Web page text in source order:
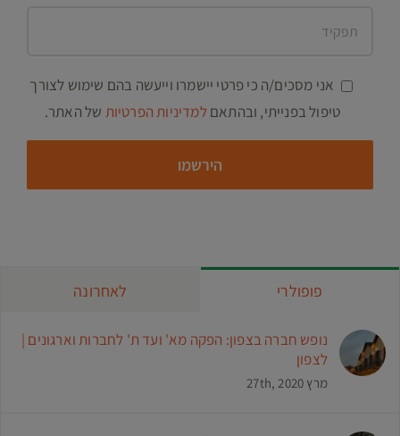
אני מסכים/ה כי פרטי יישמרו וייעשה בהם שימוש לצורך
טיפול בפנייתי, ובהתאםלמדיניות הפרטיות של האתר.
פופולרי לאחרונה
נופש חברה בצפון: הפקה מא' ועד ת' לחברות וארגונים |
לצפון
מרץ 27th, 2020